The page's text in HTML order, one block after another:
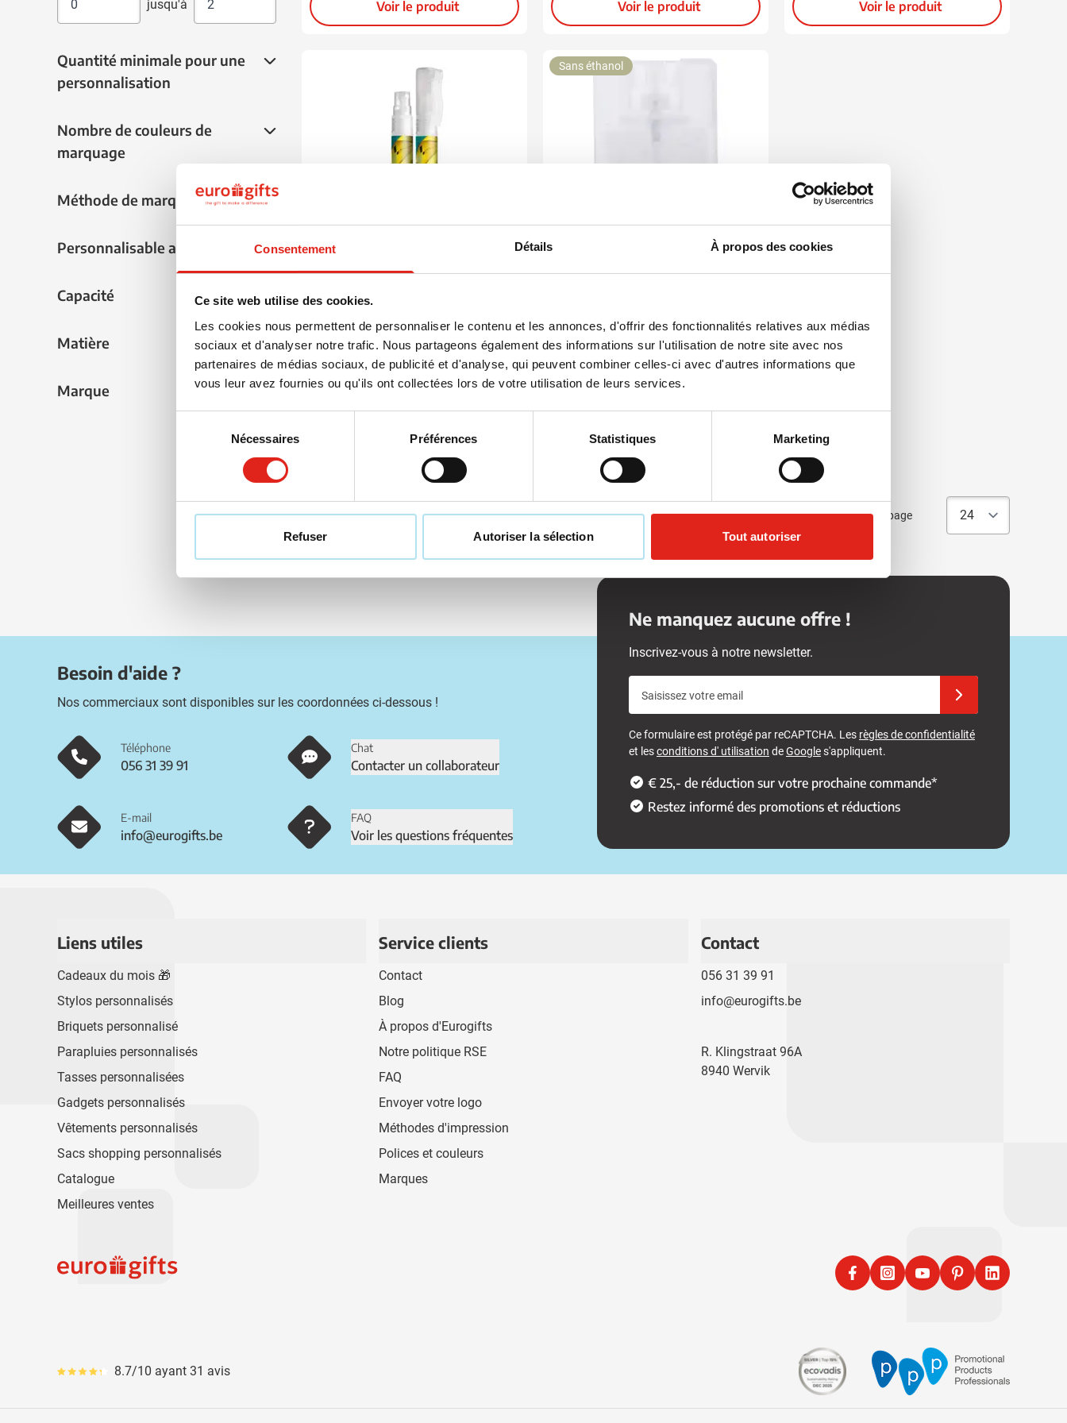
Consentement Détails À propos des cookies
Ce site web utilise des cookies.
Les cookies nous permettent de personnaliser le contenu et les annonces, d'offrir des fonctionnalités relatives aux médias
sociaux et d'analyser notre trafic. Nous partageons également des informations sur l'utilisation de notre site avec nos
partenaires de médias sociaux, de publicité et d'analyse, qui peuvent combiner celles-ci avec d'autres informations que
vous leur avez fournies ou qu'ils ont collectées lors de votre utilisation de leurs services.
consentement
Nécessaires Préférences Statistiques Marketing
Refuser Autoriser la sélection Tout autoriser
jusqu'à
Quantité minimale pour une personnalisation
Quantité minimale pour une
personnalisation
Nombre de couleurs de marquage
Nombre de couleurs de
marquage
Méthode de marquage
Méthode de marquage
Personnalisable avec nom
Personnalisable avec nom
Capacité
Capacité
Matière
Matière
Marque
Marque
Voir le produit Voir le produit Voir le produit
970
Spray anti-moustiques Ikky
à partir de1,40
Marquage à partir de 100 unités
Livraison à partir de21 août
Creditclean
à partir de0,70
Sans éthanol
Marquage à partir de 240 unités
Livraison à partir de9 octobre
Articles par page
Besoin d'aide ?
Nos commerciaux sont disponibles sur les coordonnées ci-dessous !
Téléphone
056 31 39 91
Chat
Contacter un collaborateur
E-mail
info@eurogifts.be
FAQ
Voir les questions fréquentes
Ne manquez aucune offre !
Inscrivez-vous à notre newsletter.
Ce formulaire est protégé par reCAPTCHA. Les règles de confidentialité
et lesconditions d' utilisation deGoogles'appliquent.
€ 25,- de réduction sur votre prochaine commande*
Restez informé des promotions et réductions
Liens utiles
Cadeaux du mois 🎁
Stylos personnalisés
Briquets personnalisé
Parapluies personnalisés
Tasses personnalisées
Gadgets personnalisés
Vêtements personnalisés
Sacs shopping personnalisés
Catalogue
Meilleures ventes
Service clients
Contact
Blog
À propos d'Eurogifts
Notre politique RSE
FAQ
Envoyer votre logo
Méthodes d'impression
Polices et couleurs
Marques
Contact
056 31 39 91
info@eurogifts.be
R. Klingstraat 96A
8940 Wervik
FacebookInstagramYouTubePinterestLinkedIn
Le pourcentage moyen d'avis est de 87
8.7/10 ayant 31 avis